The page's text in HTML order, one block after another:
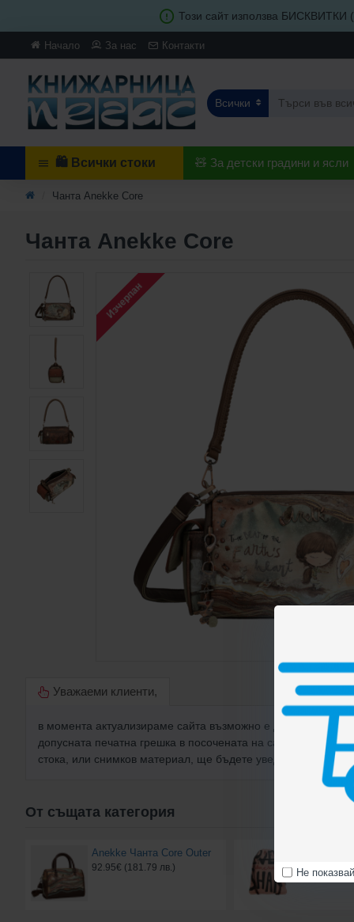
Не
Този сайт използва БИСКВИТКИ
Начало За нас Контакти
Всички
🛍️ Всички стоки 🧸 За детски градини и ясли
Чанта Anekke Core
Чанта Anekke Core
Изчерпан
Уважаеми клиенти,
в момента актуализираме сайта възможно е да има
допусната печатна грешка в посочената на сайта цена,
стока, или снимков материал, ще бъдете уведомени по
От същата категория
Anekke Чанта Core Outer
92.95€ (181.79 лв.) 28.07€